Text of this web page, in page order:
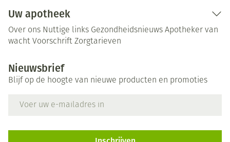
Uw apotheek
Over ons Nuttige links Gezondheidsnieuws Apotheker van
wacht Voorschrift Zorgtarieven
Nieuwsbrief
Blijf op de hoogte van nieuwe producten en promoties